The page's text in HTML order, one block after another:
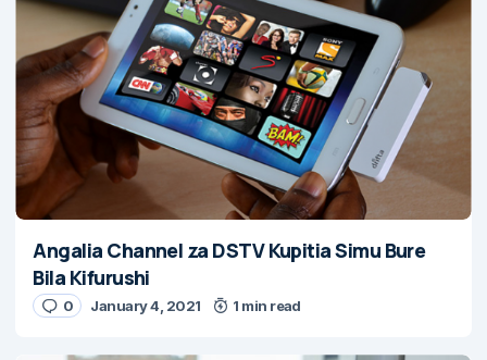
Angalia Channel za DSTV Kupitia Simu Bure
Bila Kifurushi
0 January 4, 2021 1 min read